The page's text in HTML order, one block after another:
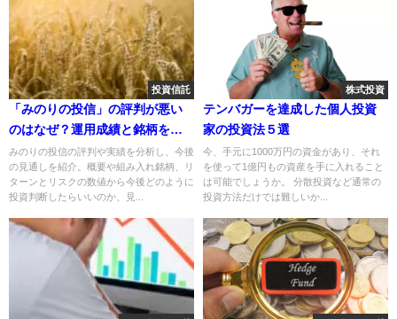
投資信託
「みのりの投信」の評判が悪い
のはなぜ？運用成績と銘柄を確
認
みのりの投信の評判や実績を分析し、今後
の見通しを紹介。概要や組み入れ銘柄、リ
ターンとリスクの数値から今後どのように
投資判断したらいいのか、見...
株式投資
テンバガーを達成した個人投資
家の投資法５選
今、手元に1000万円の資金があり、それ
を使って1億円もの資産を手に入れること
は可能でしょうか。 分散投資など通常の
投資方法だけでは難しいか...